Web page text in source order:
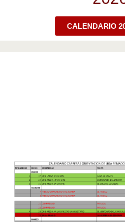
CALENDARIO